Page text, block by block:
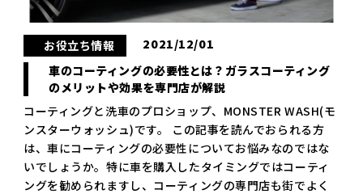
お役立ち情報
2021/12/01
車のコーティングの必要性とは？ガラスコーティング
のメリットや効果を専門店が解説
コーティングと洗車のプロショップ、MONSTER WASH(モ
ンスターウォッシュ)です。 この記事を読んでおられる方
は、車にコーティングの必要性についてお悩みなのではな
いでしょうか。特に車を購入したタイミングではコーティ
ングを勧められますし、コーティングの専門店も街でよく